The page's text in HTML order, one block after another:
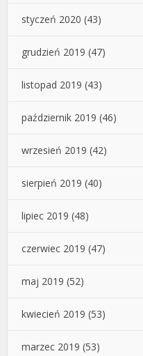
styczeń 2020 (43)
grudzień 2019 (47)
listopad 2019 (43)
październik 2019 (46)
wrzesień 2019 (42)
sierpień 2019 (40)
lipiec 2019 (48)
czerwiec 2019 (47)
maj 2019 (52)
kwiecień 2019 (53)
marzec 2019 (53)